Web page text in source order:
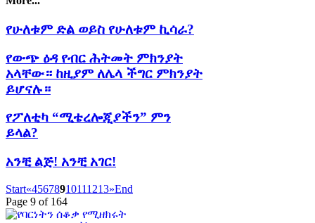
የሁለቱም ድል ወይስ የሁለቱም ኪሳራ?
የውጭ ዕዳ የብር ሕትመት ምክንያት
አላቸው። ከዚያም ለሌላ ችግር ምክንያት
ይሆናሉ።
የፖለቲካ “ሚቴረሎጂያችን” ምን
ይላል?
አንቺ ልጅ! አንቺ አገር!
Start«45678910111213»End
Page 9 of 164